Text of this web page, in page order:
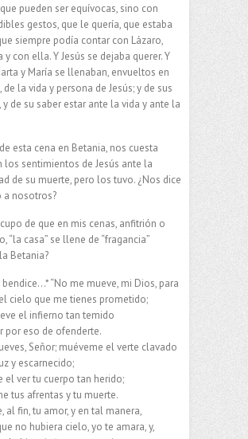
pueden ser equívocas, sino con
gestos, que le quería, que estaba
siempre podía contar con Lázaro,
y con ella. Y Jesús se dejaba querer. Y
y María se llenaban, envueltos en
de la vida y persona de Jesús; y de sus
y de su saber estar ante la vida y ante la
esta cena en Betania, nos cuesta
los sentimientos de Jesús ante la
de su muerte, pero los tuvo. ¿Nos dice
a nosotros?
de que en mis cenas, anfitrión o
“la casa” se llene de “fragancia”
Betania?
bendice…* “No me mueve, mi Dios, para
cielo que me tienes prometido;
el infierno tan temido
por eso de ofenderte.
Señor; muéveme el verte clavado
y escarnecido;
el ver tu cuerpo tan herido;
tus afrentas y tu muerte.
al fin, tu amor, y en tal manera,
no hubiera cielo, yo te amara, y,